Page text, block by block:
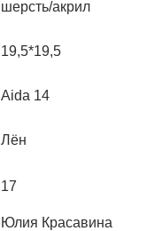
шерсть/акрил
19,5*19,5
Aida 14
Лён
17
Юлия Красавина